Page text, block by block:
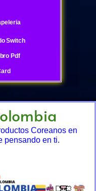
Switch
Pdf
Coreanos en
pensando en ti.